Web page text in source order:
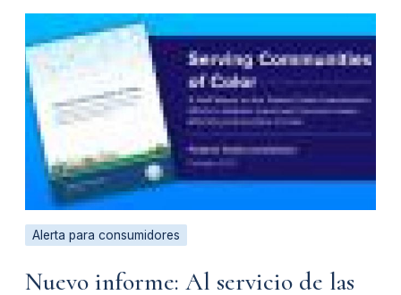
Alerta para consumidores
Nuevo informe: Al servicio de las